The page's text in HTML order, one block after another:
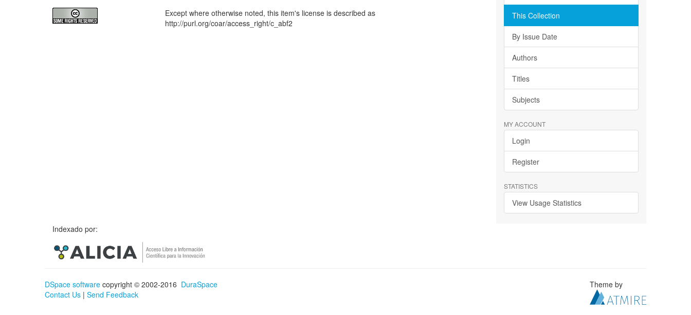
Except where otherwise noted, this item's license is described as
http://purl.org/coar/access_right/c_abf2
This Collection
By Issue Date
Authors
Titles
Subjects
MY ACCOUNT
Login
Register
STATISTICS
View Usage Statistics
Indexado por:
DSpace software copyright © 2002-2016 DuraSpace
Contact Us | Send Feedback
Theme by